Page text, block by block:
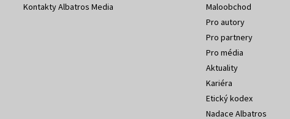
Kontakty Albatros Media
Maloobchod
Pro autory
Pro partnery
Pro média
Aktuality
Kariéra
Etický kodex
Nadace Albatros